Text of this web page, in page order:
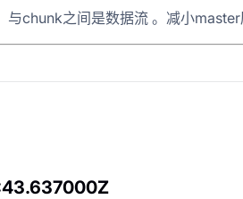
chunk之间是数据流 。减小